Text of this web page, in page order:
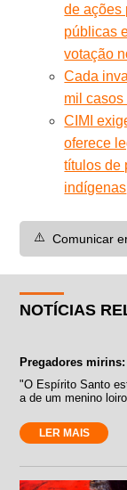
de ações
públicas
votação
Cada
mil
CIMI
oferece
títulos de
indígenas
⚠️ Comunicar
NOTÍCIAS
Pregadores
"O Espírito Santo
a de um menino
LER MAIS